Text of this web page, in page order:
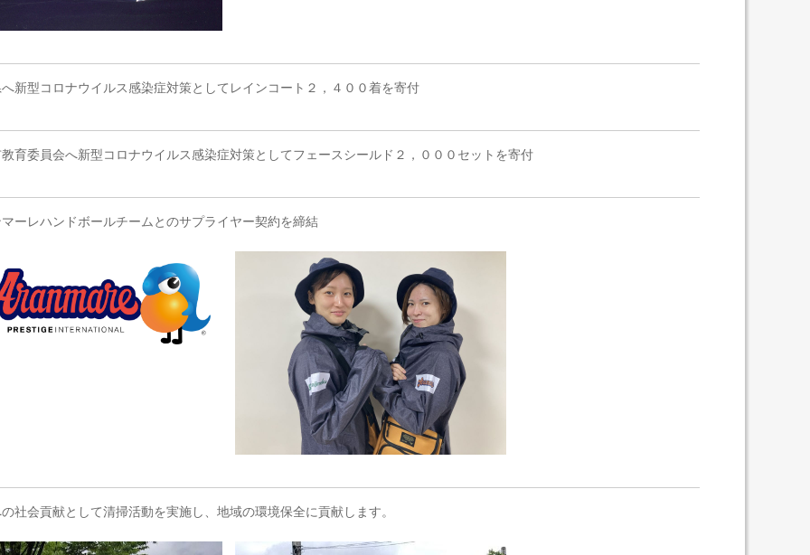
新型コロナウイルス感染症対策としてレインコート２，４００着を寄付
育委員会へ新型コロナウイルス感染症対策としてフェースシールド２，０００セットを寄付
ーレハンドボールチームとのサプライヤー契約を締結
社会貢献として清掃活動を実施し、地域の環境保全に貢献します。